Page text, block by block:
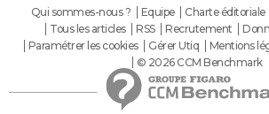
Qui sommes-nous ? Equipe Charte éditoriale
Tous les articles
RSS Recrutement
Paramétrer les cookies
Gérer Utiq Mentions
© 2026 CCM Benchmark